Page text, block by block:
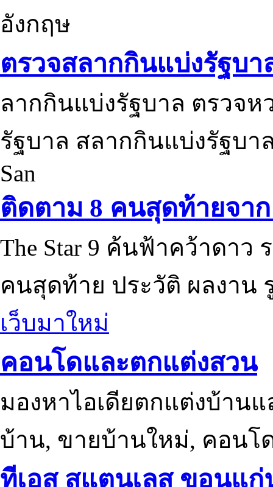
อังกฤษ
ตรวจสลากกินแบ่งรัฐบา
ลากกินแบ่งรัฐบาล ตรวจ
รัฐบาล สลากกินแบ่งรัฐบา
San
ติดตาม 8 คนสุดท้ายจาก
The Star 9 ค้นฟ้าคว้าดาว
คนสุดท้าย ประวัติ ผลงาน
เว็บมาใหม่
คอนโดและตกแต่งสวน
มองหาไอเดียตกแต่งบ้าน
บ้าน, ขายบ้านใหม่, คอนโ
ทีเอส สแตนเลส ขอนแก่